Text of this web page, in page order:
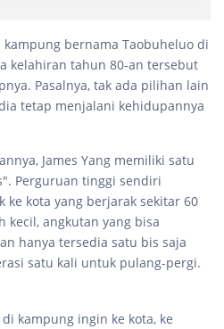
kampung bernama Taobuheluo di
kelahiran tahun 80-an tersebut
Pasalnya, tak ada pilihan lain
tetap menjalani kehidupannya
James Yang memiliki satu
Perguruan tinggi sendiri
ke kota yang berjarak sekitar 60
kecil, angkutan yang bisa
hanya tersedia satu bis saja
satu kali untuk pulang-pergi.
kampung ingin ke kota, ke